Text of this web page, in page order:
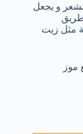
و يجعل
مثل زيت
موز